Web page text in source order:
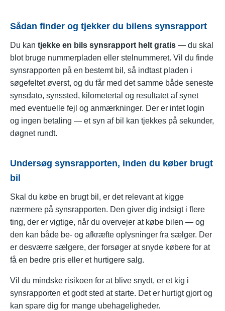
Sådan finder og tjekker du bilens synsrapport
Du kan tjekke en bils synsrapport helt gratis — du skal
blot bruge nummerpladen eller stelnummeret. Vil du finde
synsrapporten på en bestemt bil, så indtast pladen i
søgefeltet øverst, og du får med det samme både seneste
synsdato, synssted, kilometertal og resultatet af synet
med eventuelle fejl og anmærkninger. Der er intet login
og ingen betaling — et syn af bil kan tjekkes på sekunder,
døgnet rundt.
Undersøg synsrapporten, inden du køber brugt
bil
Skal du købe en brugt bil, er det relevant at kigge
nærmere på synsrapporten. Den giver dig indsigt i flere
ting, der er vigtige, når du overvejer at købe bilen — og
den kan både be- og afkræfte oplysninger fra sælger. Der
er desværre sælgere, der forsøger at snyde købere for at
få en bedre pris eller et hurtigere salg.
Vil du mindske risikoen for at blive snydt, er et kig i
synsrapporten et godt sted at starte. Det er hurtigt gjort og
kan spare dig for mange ubehageligheder.